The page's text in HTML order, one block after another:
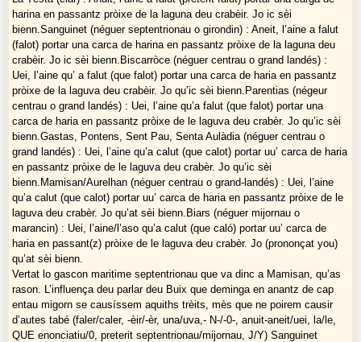
harina en passantz pròixe de la laguna deu crabèir. Jo ic sèi
bienn.Sanguinet (néguer septentrionau o girondin) : Aneit, l’aine a falut
(falot) portar una carca de harina en passantz pròixe de la laguna deu
crabèir. Jo ic sèi bienn.Biscarròce (néguer centrau o grand landés) :
Uei, l’aine qu’ a falut (que falot) portar una carca de haria en passantz
pròixe de la laguva deu crabèir. Jo qu’ic sèi bienn.Parentias (négeur
centrau o grand landés) : Uei, l’aine qu’a falut (que falot) portar una
carca de haria en passantz pròixe de le laguva deu crabèr. Jo qu’ic sèi
bienn.Gastas, Pontens, Sent Pau, Senta Aulàdia (néguer centrau o
grand landés) : Uei, l’aine qu’a calut (que calot) portar uu’ carca de haria
en passantz pròixe de le laguva deu crabèr. Jo qu’ic sèi
bienn.Mamisan/Aurelhan (néguer centrau o grand-landés) : Uei, l’aine
qu’a calut (que calot) portar uu’ carca de haria en passantz pròixe de le
laguva deu crabèr. Jo qu’at sèi bienn.Biars (néguer mijornau o
marancin) : Uei, l’aine/l’aso qu’a calut (que caló) portar uu’ carca de
haria en passant(z) pròixe de le laguva deu crabèr. Jo (prononçat you)
qu’at sèi bienn.
Vertat lo gascon maritime septentrionau que va dinc a Mamisan, qu’as
rason. L’influença deu parlar deu Buix que deminga en anantz de cap
entau migorn se causíssem aquiths trèits, mès que ne poirem causir
d’autes tabé (faler/caler, -èir/-èr, una/uva,- N-/-0-, anuit-aneit/uei, la/le,
QUE enonciatiu/0, preterit septentrionau/mijornau, J/Y) Sanguinet